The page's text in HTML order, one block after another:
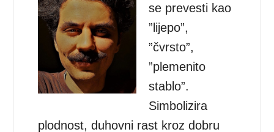
se prevesti kao
”lijepo”,
”čvrsto”,
”plemenito
stablo”.
Simbolizira
plodnost, duhovni rast kroz dobru